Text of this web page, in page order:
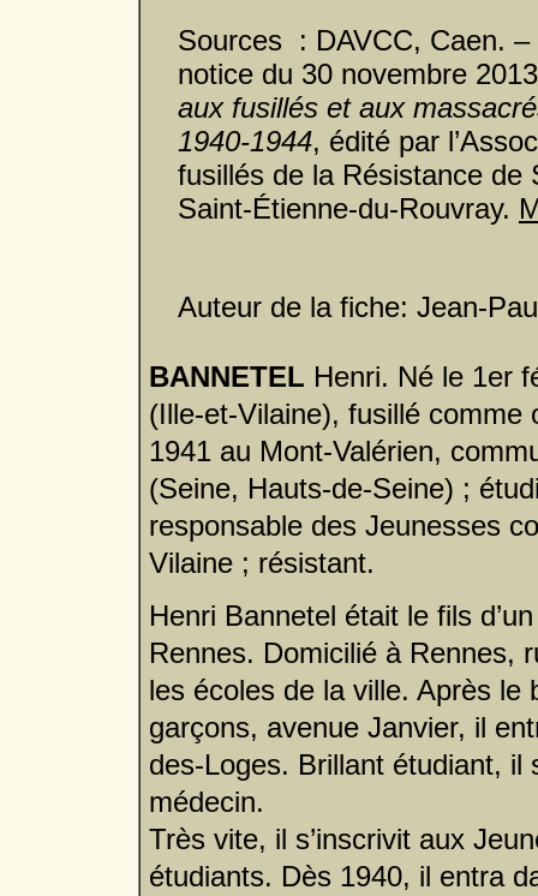
Sources : DAVCC, Caen.
notice du 30 novembre
aux fusillés et aux
1940-1944, édité par
fusillés de la Résistance de
Saint-Étienne-du-Rouvray.
Auteur de la fiche: Jean-
BANNETEL Henri. Né le 1er
(Ille-et-Vilaine), fusillé comme
1941 au Mont-Valérien,
(Seine, Hauts-de-Seine) ;
responsable des Jeunesses
Vilaine ; résistant.
Henri Bannetel était le fils
Rennes. Domicilié à Rennes,
les écoles de la ville. Après le
garçons, avenue Janvier, il
des-Loges. Brillant étudiant, il
médecin.
Très vite, il s’inscrivit aux
étudiants. Dès 1940, il entra